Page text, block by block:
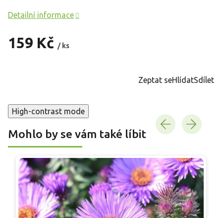
159 Kč / ks
Detailní informace
Zeptat seHlídatSdílet
High-contrast mode
Mohlo by se vám také líbit